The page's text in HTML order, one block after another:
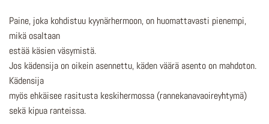
Paine, joka kohdistuu kyynärhermoon, on huomattavasti pienempi,
mikä osaltaan
estää käsien väsymistä.
Jos kädensija on oikein asennettu, käden väärä asento on mahdoton.
Kädensija
myös ehkäisee rasitusta keskihermossa (rannekanavaoireyhtymä)
sekä kipua ranteissa.